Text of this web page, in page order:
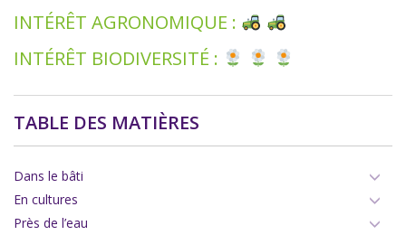
INTÉRÊT AGRONOMIQUE :
INTÉRÊT BIODIVERSITÉ :
TABLE DES MATIÈRES
Dans le bâti
En cultures
Près de l’eau